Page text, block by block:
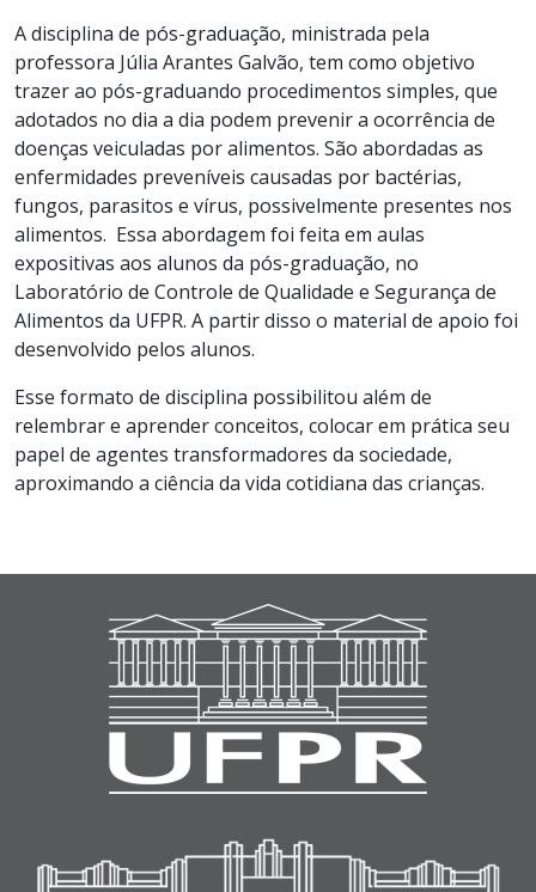
A disciplina de pós-graduação, ministrada pela
professora Júlia Arantes Galvão, tem como objetivo
trazer ao pós-graduando procedimentos simples, que
adotados no dia a dia podem prevenir a ocorrência de
doenças veiculadas por alimentos. São abordadas as
enfermidades preveníveis causadas por bactérias,
fungos, parasitos e vírus, possivelmente presentes nos
alimentos. Essa abordagem foi feita em aulas
expositivas aos alunos da pós-graduação, no
Laboratório de Controle de Qualidade e Segurança de
Alimentos da UFPR. A partir disso o material de apoio foi
desenvolvido pelos alunos.
Esse formato de disciplina possibilitou além de
relembrar e aprender conceitos, colocar em prática seu
papel de agentes transformadores da sociedade,
aproximando a ciência da vida cotidiana das crianças.